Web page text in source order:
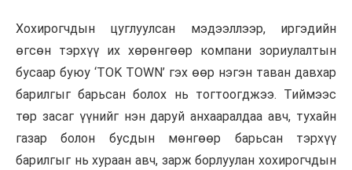
Хохирогчдын цуглуулсан мэдээллээр, иргэдийн
өгсөн тэрхүү их хөрөнгөөр компани зориулалтын
бусаар буюу ‘TOK TOWN’ гэх өөр нэгэн таван давхар
барилгыг барьсан болох нь тогтоогджээ. Тиймээс
төр засаг үүнийг нэн даруй анхааралдаа авч, тухайн
газар болон бусдын мөнгөөр барьсан тэрхүү
барилгыг нь хураан авч, зарж борлуулан хохирогчдын